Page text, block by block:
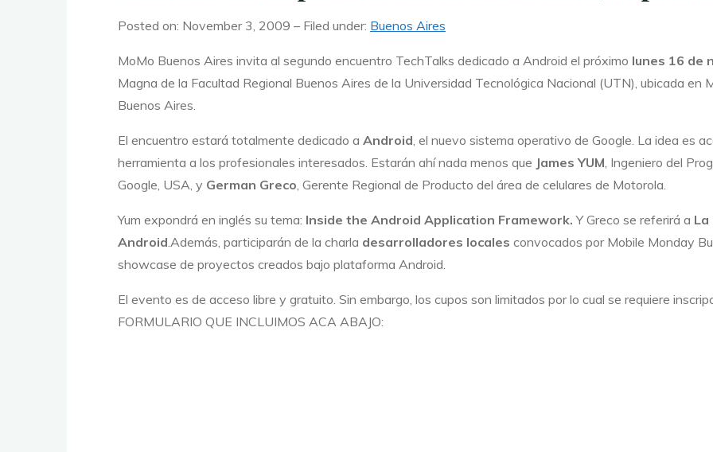
Posted on: November 3, 2009 – Filed under: Buenos Aires
MoMo Buenos Aires invita al segundo encuentro TechTalks dedicado a Android el próximo lunes 16 de
Magna de la Facultad Regional Buenos Aires de la Universidad Tecnológica Nacional (UTN), ubicada en
Buenos Aires.
El encuentro estará totalmente dedicado a Android, el nuevo sistema operativo de Google. La idea es
herramienta a los profesionales interesados. Estarán ahí nada menos que James YUM, Ingeniero del
Google, USA, y German Greco, Gerente Regional de Producto del área de celulares de Motorola.
Yum expondrá en inglés su tema:  Inside the Android Application Framework.Y Greco se referirá a  La
Android.Además, participarán de la charla desarrolladores locales convocados por Mobile Monday
showcase de proyectos creados bajo plataforma Android.
El evento es de acceso libre y gratuito. Sin embargo, los cupos son limitados por lo cual se requiere
FORMULARIO QUE INCLUIMOS ACA ABAJO: